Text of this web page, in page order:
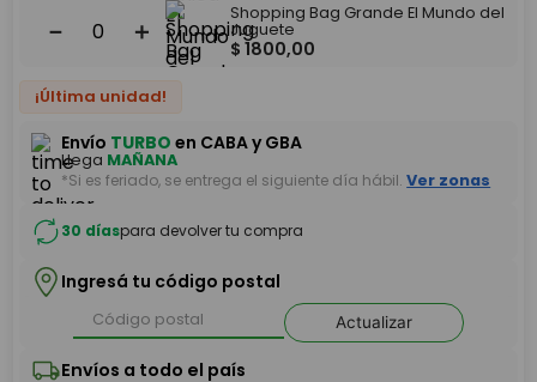
＋
－
Shopping Bag Grande El Mundo del
Juguete
$ 1800,00
¡Última unidad!
Envío TURBO en CABA y GBA
Llega MAÑANA
*Si es feriado, se entrega el siguiente día hábil. Ver zonas
30 díaspara devolver tu compra
Ingresá tu código postal
Actualizar